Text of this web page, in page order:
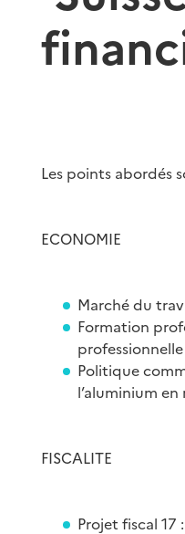
Les points abordés
ECONOMIE
Marché du
Formation
Politique
l’aluminium
FISCALITE
Projet fiscal 17